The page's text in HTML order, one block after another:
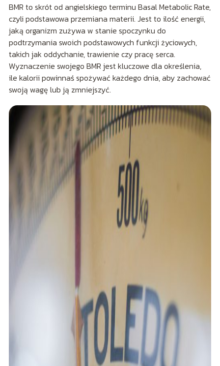
BMR to skrót od angielskiego terminu Basal Metabolic Rate,
czyli podstawowa przemiana materii. Jest to ilość energii,
jaką organizm zużywa w stanie spoczynku do
podtrzymania swoich podstawowych funkcji życiowych,
takich jak oddychanie, trawienie czy pracę serca.
Wyznaczenie swojego BMR jest kluczowe dla określenia,
ile kalorii powinnaś spożywać każdego dnia, aby zachować
swoją wagę lub ją zmniejszyć.